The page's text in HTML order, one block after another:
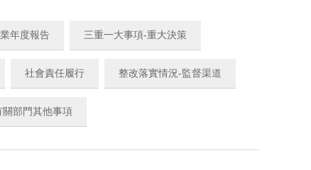
年度報告 三重一大事項-重大決策
社會責任履行 整改落實情況-監督渠道
關部門其他事項